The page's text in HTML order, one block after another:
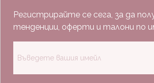
Регистрирайте се сега, за да
тенденции, оферти и талони по